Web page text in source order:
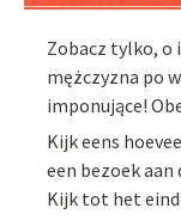
Zobacz tylko, o
mężczyzna po
imponujące!
Kijk eens
een bezoek
Kijk tot het